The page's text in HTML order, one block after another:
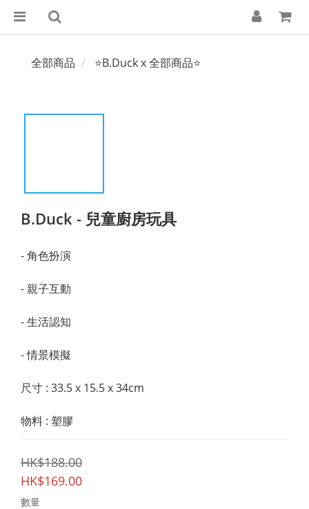
全部商品 ⭐B.Duck x 全部商品⭐
B.Duck - 兒童廚房玩具
- 角色扮演
- 親子互動
- 生活認知
- 情景模擬
尺寸 : 33.5 x 15.5 x 34cm
物料 : 塑膠
HK$188.00
HK$169.00
數量